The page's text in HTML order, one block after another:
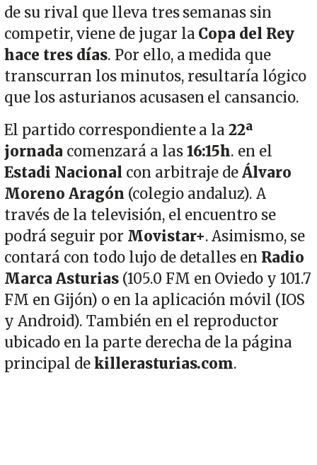
de su rival que lleva tres semanas sin
competir, viene de jugar laCopa del Rey
hace tres días. Por ello, a medida que
transcurran los minutos, resultaría lógico
que los asturianos acusasen el cansancio.
El partido correspondiente a la22ª
jornada comenzará a las16:15h. en el
Estadi Nacional con arbitraje deÁlvaro
Moreno Aragón (colegio andaluz). A
través de la televisión, el encuentro se
podrá seguir por Movistar+. Asimismo, se
contará con todo lujo de detalles en Radio
Marca Asturias(105.0 FM en Oviedo y 101.7
FM en Gijón) o en la aplicación móvil (IOS
y Android). También en el reproductor
ubicado en la parte derecha de la página
principal dekillerasturias.com.